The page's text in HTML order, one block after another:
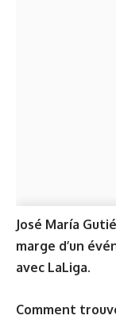
José María
marge d’un
avec LaLiga.
Comment